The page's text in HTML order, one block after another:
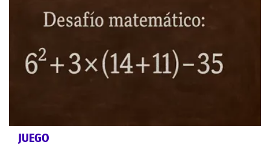
JUEGO